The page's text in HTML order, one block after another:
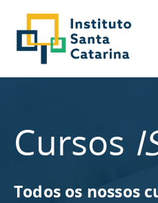
Cursos
Todos os nossos